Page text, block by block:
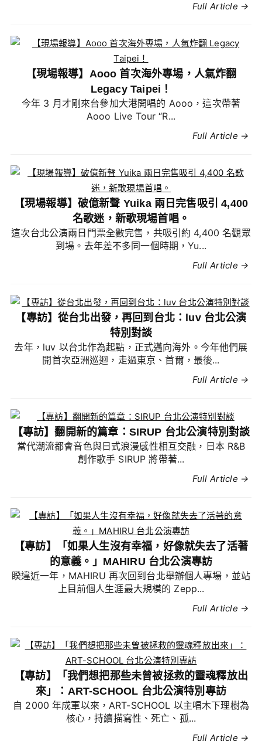
Full Article →
【現場報導】Aooo 首次海外專場，人氣炸翻
Legacy Taipei！
今年 3 月才剛來台參加大港開唱的 Aooo，這次帶著
Aooo Live Tour “R...
Full Article →
【現場報導】破億新聲 Yuika 兩日完售吸引 4,400
名歌迷，新歌現場首唱。
這次台北公演兩日門票全數完售，共吸引約 4,400 名觀眾
到場。去年差不多同一個時期，Yu...
Full Article →
【專訪】從台北出發，再回到台北：luv 台北公演
特別對談
去年，luv 以台北作為起點，正式邁向海外。今年他們展
開首次亞洲巡迴，走過東京、首爾，最後...
Full Article →
【專訪】翻開新的篇章：SIRUP 台北公演特別對談
當代潮流都會音色與日式浪漫感性相互交融，日本 R&B
創作歌手 SIRUP 將帶著...
Full Article →
【專訪】「如果人生沒有幸福，好像就失去了活著
的意義。」MAHIRU 台北公演專訪
睽違近一年，MAHIRU 再次回到台北舉辦個人專場，並站
上目前個人生涯最大規模的 Zepp...
Full Article →
【專訪】「我們想把那些未曾被拯救的靈魂釋放出
來」：ART-SCHOOL 台北公演特別專訪
自 2000 年成軍以來，ART-SCHOOL 以主唱木下理樹為
核心，持續描寫性、死亡、孤...
Full Article →